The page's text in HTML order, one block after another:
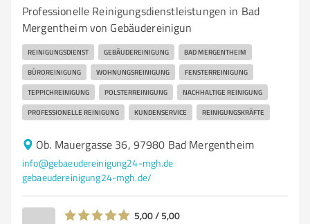
Professionelle Reinigungsdienstleistungen in Bad
Mergentheim von Gebäudereinigun
REINIGUNGSDIENST GEBÄUDEREINIGUNG BAD MERGENTHEIM
BÜROREINIGUNG WOHNUNGSREINIGUNG FENSTERREINIGUNG
TEPPICHREINIGUNG POLSTERREINIGUNG NACHHALTIGE REINIGUNG
PROFESSIONELLE REINIGUNG KUNDENSERVICE REINIGUNGSKRÄFTE
Ob. Mauergasse 36, 97980 Bad Mergentheim
info@gebaeudereinigung24-mgh.de
gebaeudereinigung24-mgh.de/
5,00 / 5,00